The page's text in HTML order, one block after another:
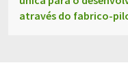
através do fabrico-